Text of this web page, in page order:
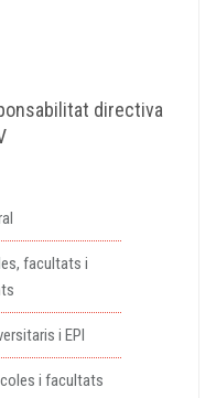
directiva
facultats i
i EPI
i facultats